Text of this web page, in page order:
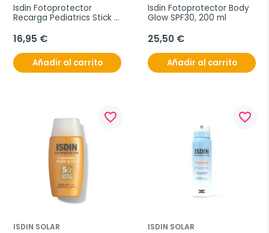
Isdin Fotoprotector
Recarga Pediatrics Stick
16,95 €
Añadir al carrito
Isdin Fotoprotector Body
Glow SPF30, 200 ml
25,50 €
Añadir al carrito
favorite_border
ISDIN SOLAR
favorite_border
ISDIN SOLAR